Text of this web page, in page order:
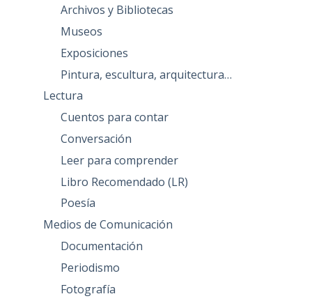
Archivos y Bibliotecas
Museos
Exposiciones
Pintura, escultura, arquitectura…
Lectura
Cuentos para contar
Conversación
Leer para comprender
Libro Recomendado (LR)
Poesía
Medios de Comunicación
Documentación
Periodismo
Fotografía